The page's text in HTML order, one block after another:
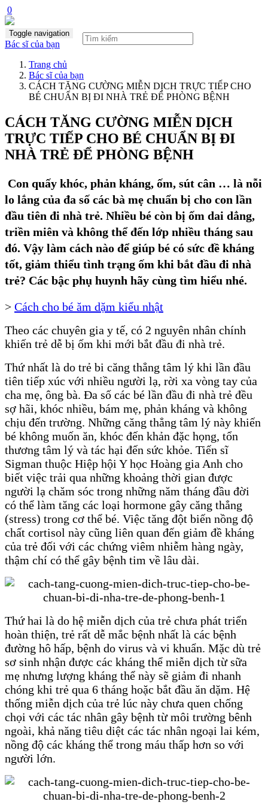
0
Toggle navigation
Bác sĩ của bạn
Trang chủ
Bác sĩ của bạn
CÁCH TĂNG CƯỜNG MIỄN DỊCH TRỰC TIẾP CHO
BÉ CHUẨN BỊ ĐI NHÀ TRẺ ĐỂ PHÒNG BỆNH
CÁCH TĂNG CƯỜNG MIỄN DỊCH
TRỰC TIẾP CHO BÉ CHUẨN BỊ ĐI
NHÀ TRẺ ĐỂ PHÒNG BỆNH
Con quấy khóc, phản kháng, ốm, sút cân … là nỗi
lo lắng của đa số các bà mẹ chuẩn bị cho con lần
đầu tiên đi nhà trẻ. Nhiều bé còn bị ốm dai dẳng,
triền miên và không thể đến lớp nhiều tháng sau
đó. Vậy làm cách nào để giúp bé có sức đề kháng
tốt, giảm thiểu tình trạng ốm khi bắt đầu đi nhà
trẻ? Các bậc phụ huynh hãy cùng tìm hiểu nhé.
> Cách cho bé ăm dặm kiểu nhật
Theo các chuyên gia y tế, có 2 nguyên nhân chính
khiến trẻ dễ bị ốm khi mới bắt đầu đi nhà trẻ.
Thứ nhất là do trẻ bi căng thẳng tâm lý khi lần đầu
tiên tiếp xúc với nhiều người lạ, rời xa vòng tay của
cha mẹ, ông bà. Đa số các bé lần đầu đi nhà trẻ đều
sợ hãi, khóc nhiều, bám mẹ, phản kháng và không
chịu đến trường. Những căng thẳng tâm lý này khiến
bé không muốn ăn, khóc đến khản đặc họng, tổn
thương tâm lý và tác hại đến sức khỏe. Tiến sĩ
Sigman thuộc Hiệp hội Y học Hoàng gia Anh cho
biết việc trải qua những khoảng thời gian được
người lạ chăm sóc trong những năm tháng đầu đời
có thể làm tăng các loại hormone gây căng thẳng
(stress) trong cơ thể bé. Việc tăng đột biến nồng độ
chất cortisol này cũng liên quan đến giảm đề kháng
của trẻ đối với các chứng viêm nhiễm hàng ngày,
thậm chí có thể gây bệnh tim về lâu dài.
Thứ hai là do hệ miễn dịch của trẻ chưa phát triển
hoàn thiện, trẻ rất dễ mắc bệnh nhất là các bệnh
đường hô hấp, bệnh do virus và vi khuẩn. Mặc dù trẻ
sơ sinh nhận được các kháng thể miễn dịch từ sữa
mẹ nhưng lượng kháng thể này sẽ giảm đi nhanh
chóng khi trẻ qua 6 tháng hoặc bắt đầu ăn dặm. Hệ
thống miễn dịch của trẻ lúc này chưa quen chống
chọi với các tác nhân gây bệnh từ môi trường bênh
ngoài, khả năng tiêu diệt các tác nhân ngoại lai kém,
nồng độ các kháng thể trong máu thấp hơn so với
người lớn.